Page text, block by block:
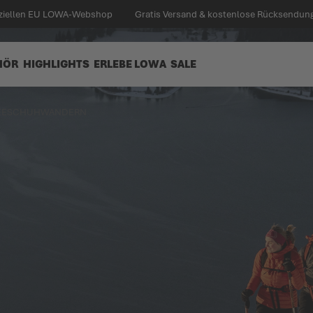
EU LOWA-Webshop Gratis Versand & kostenlose
HIGHLIGHTS ERLEBE LOWA SALE